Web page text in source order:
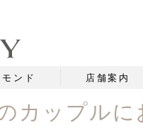
ンド 店舗案内
カップルに